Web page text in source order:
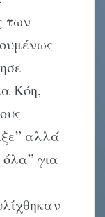
των
Kόη,
αλλά
για